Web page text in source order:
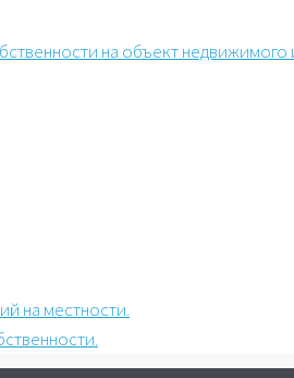
на объект недвижимого
на местности.